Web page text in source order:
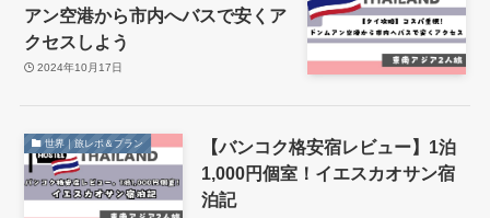
アン空港から市内へバスで安くア
クセスしよう
2024年10月17日
世界｜旅レポ＆プラン
【バンコク格安宿レビュー】1泊
1,000円個室！イエスカオサン宿
泊記